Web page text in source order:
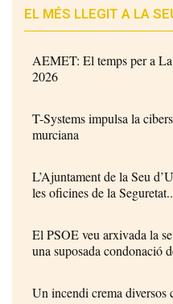
EL MÉS LLEGIT A LA
AEMET: El temps per a
2026
T-Systems impulsa la
murciana
L’Ajuntament de la Seu
les oficines de la
El PSOE veu arxivada la
una suposada condonació
Un incendi crema diversos